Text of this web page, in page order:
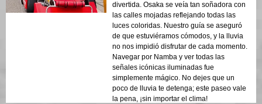
divertida. Osaka se veía tan soñadora con
las calles mojadas reflejando todas las
luces coloridas. Nuestro guía se aseguró
de que estuviéramos cómodos, y la lluvia
no nos impidió disfrutar de cada momento.
Navegar por Namba y ver todas las
señales icónicas iluminadas fue
simplemente mágico. No dejes que un
poco de lluvia te detenga; este paseo vale
la pena, ¡sin importar el clima!